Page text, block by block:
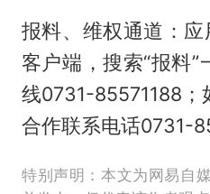
报料、维权通道：应
客户端，搜索“报料
线0731-85571188；
合作联系电话0731-
特别声明：本文为网易自